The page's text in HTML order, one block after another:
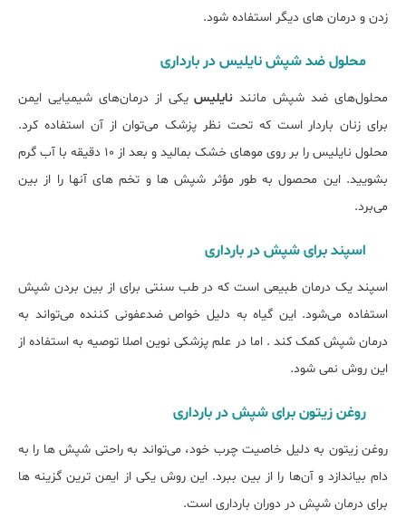
زدن و درمان‌ های دیگر استفاده شود.
محلول ضد شپش نایلیس در بارداری
محلول‌های ضد شپش مانند نایلیسیکی از درمان‌های شیمیایی ایمن
برای زنان باردار است که تحت نظر پزشک می‌توان از آن استفاده کرد.
محلول نایلیس را بر روی موهای خشک بمالید و بعد از 10 دقیقه با آب گرم
بشویید. این محصول به طور مؤثر شپش ‌ها و تخم های آنها را از بین
می‌برد.
اسپند برای شپش در بارداری
اسپند یک درمان طبیعی است که در طب سنتی برای از بین بردن شپش
استفاده می‌شود. این گیاه به دلیل خواص ضدعفونی ‌کننده می‌تواند به
درمان شپش کمک کند . اما در علم پزشکی نوین اصلا توصیه به استفاده از
این روش نمی شود.
روغن زیتون برای شپش در بارداری
روغن زیتون به دلیل خاصیت چرب خود، می‌تواند به راحتی شپش‌ ها را به
دام بیاندازد و آن‌ها را از بین ببرد. این روش یکی از ایمن ‌ترین گزینه ‌ها
برای درمان شپش در دوران بارداری است.